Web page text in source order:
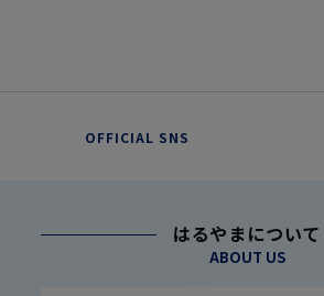
OFFICIAL SNS
はるやまについて
ABOUT US